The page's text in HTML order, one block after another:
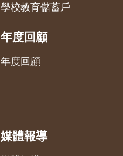
學校教育儲蓄戶
年度回顧
年度回顧
媒體報導